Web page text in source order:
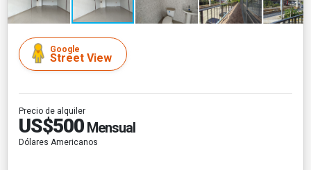
Google
Street View
Precio de alquiler
US$500 Mensual
Dólares Americanos